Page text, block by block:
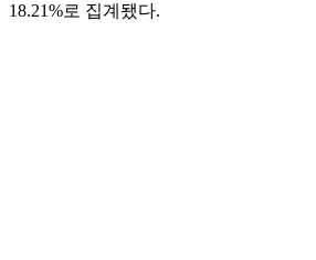
18.21%로 집계됐다.